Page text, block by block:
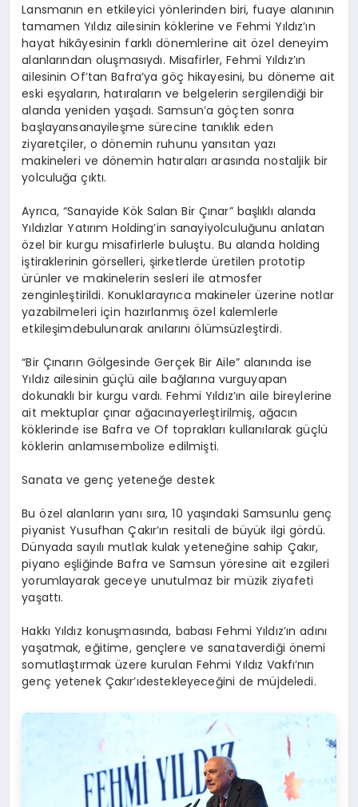
Lansmanın en etkileyici yönlerinden biri, fuaye alanının
tamamen Yıldız ailesinin köklerine ve FehmiYıldız’ın
hayat hikâyesinin farklı dönemlerine ait özel deneyim
alanlarından oluşmasıydı. Misafirler, Fehmi Yıldız’ın
ailesinin Of’tan Bafra’ya göç hikayesini,bu döneme ait
eski eşyaların,hatıraların ve belgelerin sergilendiği bir
alanda yeniden yaşadı. Samsun’a göçten sonra
başlayansanayileşme sürecine tanıklık eden
ziyaretçiler, odönemin ruhunu yansıtan yazı
makineleri ve dönemin hatıraları arasında nostaljik bir
yolculuğa çıktı.
Ayrıca, “Sanayide Kök Salan Bir Çınar” başlıklı alanda
Yıldızlar Yatırım Holding’in sanayiyolculuğunu anlatan
özel bir kurgu misafirlerle buluştu. Bu alanda holding
iştiraklerinin görselleri, şirketlerde üretilen prototip
ürünler vemakinelerin sesleri ile atmosfer
zenginleştirildi. Konuklarayrıca makineler üzerine notlar
yazabilmeleri için hazırlanmış özel kalemlerle
etkileşimdebulunarak anılarını ölümsüzleştirdi.
“Bir Çınarın Gölgesinde Gerçek Bir Aile” alanında ise
Yıldızailesinin güçlü aile bağlarına vurguyapan
dokunaklı bir kurgu vardı. Fehmi Yıldız’ın aile bireylerine
ait mektuplar çınar ağacınayerleştirilmiş, ağacın
köklerinde ise Bafra ve Of toprakları kullanılarak güçlü
köklerin anlamısembolize edilmişti.
Sanata vegenç yeteneğe destek
Buözel alanların yanı sıra, 10 yaşındaki Samsunlu genç
piyanist Yusufhan Çakır’ın resitali de büyük ilgi gördü.
Dünyada sayılı mutlakkulakyeteneğine sahip Çakır,
piyano eşliğinde Bafra ve Samsun yöresine ait ezgileri
yorumlayarak geceye unutulmaz bir müzik ziyafeti
yaşattı.
Hakkı Yıldız konuşmasında, babası Fehmi Yıldız’ın adını
yaşatmak,eğitime, gençlere ve sanataverdiği önemi
somutlaştırmak üzere kurulan Fehmi YıldızVakfı’nın
genç yetenek Çakır’ıdestekleyeceğini demüjdeledi.